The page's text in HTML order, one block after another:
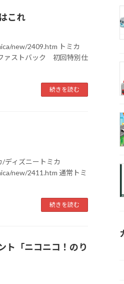
これ
new/2409.htm トミカ
ァストバック 初回特別仕
続きを読む
ディズニートミカ
new/2411.htm 通常トミ
続きを読む
ト「ニコニコ！のり